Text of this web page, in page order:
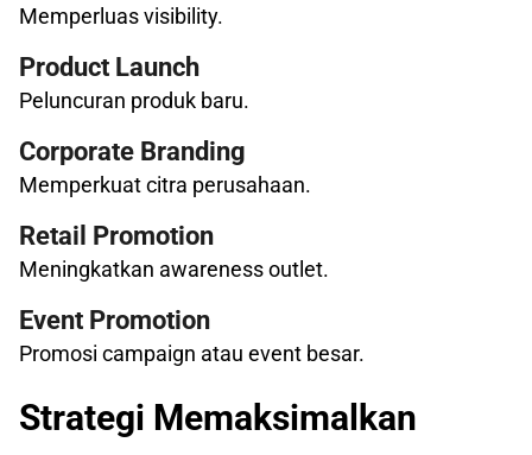
Memperluas visibility.
Product Launch
Peluncuran produk baru.
Corporate Branding
Memperkuat citra perusahaan.
Retail Promotion
Meningkatkan awareness outlet.
Event Promotion
Promosi campaign atau event besar.
Strategi Memaksimalkan